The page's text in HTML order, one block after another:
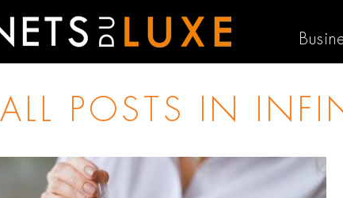
ALL POSTS IN